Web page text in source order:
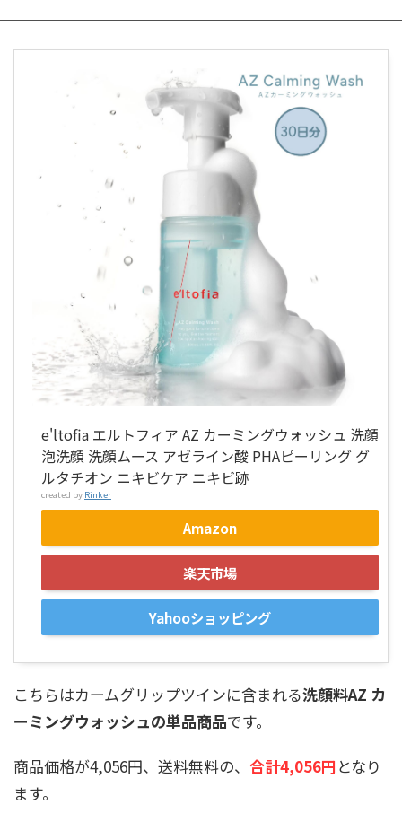
e'ltofia エルトフィア AZ カーミングウォッシュ 洗顔
泡洗顔 洗顔ムース アゼライン酸 PHAピーリング グ
ルタチオン ニキビケア ニキビ跡
created by Rinker
Amazon
楽天市場
Yahooショッピング
こちらはカームグリップツインに含まれる洗顔料AZ カ
ーミングウォッシュの単品商品です。
商品価格が4,056円、送料無料の、 合計4,056円 となり
ます。